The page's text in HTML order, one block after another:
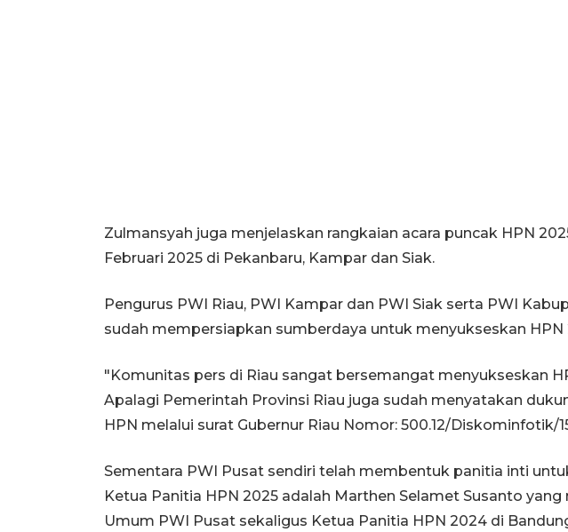
Zulmansyah juga menjelaskan rangkaian acara puncak HPN
Februari 2025 di Pekanbaru, Kampar dan Siak.
Pengurus PWI Riau, PWI Kampar dan PWI Siak serta PWI
sudah mempersiapkan sumberdaya untuk menyukseskan HPN
"Komunitas pers di Riau sangat bersemangat menyukseskan
Apalagi Pemerintah Provinsi Riau juga sudah menyatakan
HPN melalui surat Gubernur Riau Nomor: 500.12/Diskominfotik/
Sementara PWI Pusat sendiri telah membentuk panitia inti
Ketua Panitia HPN 2025 adalah Marthen Selamet Susanto
Umum PWI Pusat sekaligus Ketua Panitia HPN 2024 di